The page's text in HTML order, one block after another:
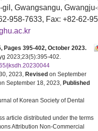
Gwangsangu,
958-7633, Fax: +82-62-
Pages 395-402, October 2023.
2023;23(5):395-402.
jksdh.20230044
2023, Revised on September
September 18, 2023, Published
of Korean Society of Dental
article distributed under the terms
Attribution Non-Commercial